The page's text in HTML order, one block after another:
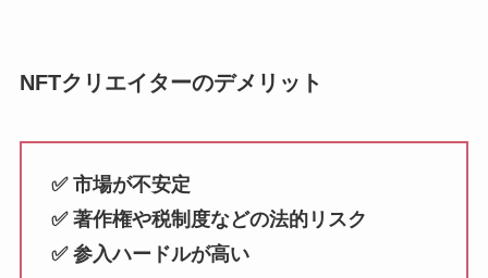
NFTクリエイターのデメリット
✅ 市場が不安定
✅ 著作権や税制度などの法的リスク
✅ 参入ハードルが高い